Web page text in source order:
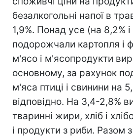
безалкогольні напої в
1,9%. Понад усе (на 8,2% і
подорожчали картопля і
м'ясо і м'ясопродукти
основному, за рахунок
м'яса птиці і свинини на
відповідно. На 3,4-2,8%
тваринні жири, хліб і
і продукти з риби. Разом